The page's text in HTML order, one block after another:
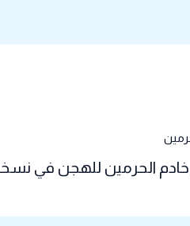
الحرمين للهجن في نسخته